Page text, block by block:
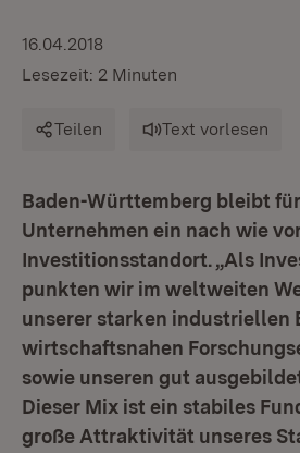
16.04.2018
Lesezeit: 2 Minuten
Teilen Text vorlesen
Baden-Württemberg bleibt
Unternehmen ein nach wie
Investitionsstandort. „Als
punkten wir im weltweiten
unserer starken industriellen
wirtschaftsnahen
sowie unseren gut
Dieser Mix ist ein stabiles
große Attraktivität unseres